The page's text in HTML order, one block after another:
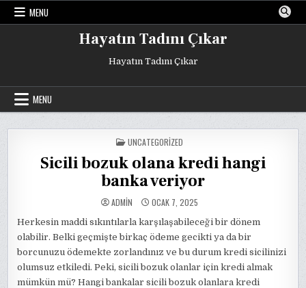
Skip
MENU
Hayatın Tadını Çıkar
Hayatın Tadını Çıkar
MENU
POSTED
IN
UNCATEGORIZED
Sicili bozuk olana kredi hangi
banka veriyor
ADMIN OCAK 7, 2025
Herkesin maddi sıkıntılarla karşılaşabileceği bir dönem
olabilir. Belki geçmişte birkaç ödeme gecikti ya da bir
borcunuzu ödemekte zorlandınız ve bu durum kredi sicilinizi
olumsuz etkiledi. Peki, sicili bozuk olanlar için kredi almak
mümkün mü? Hangi bankalar sicili bozuk olanlara kredi